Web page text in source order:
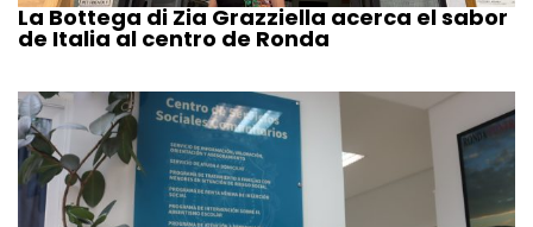
La Bottega di Zia Grazziella acerca el sabor
de Italia al centro de Ronda